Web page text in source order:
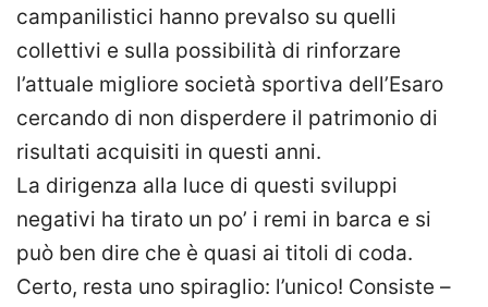
campanilistici hanno prevalso su quelli
collettivi e sulla possibilità di rinforzare
l’attuale migliore società sportiva dell’Esaro
cercando di non disperdere il patrimonio di
risultati acquisiti in questi anni.
La dirigenza alla luce di questi sviluppi
negativi ha tirato un po’ i remi in barca e si
può ben dire che è quasi ai titoli di coda.
Certo, resta uno spiraglio: l’unico! Consiste –